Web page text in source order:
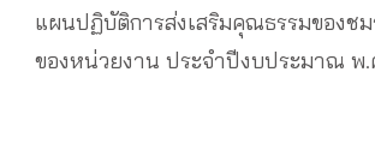
แผนปฏิบัติการส่งเสริมคุณธรรมของชม
ของหน่วยงาน ประจำปีงบประมาณ พ